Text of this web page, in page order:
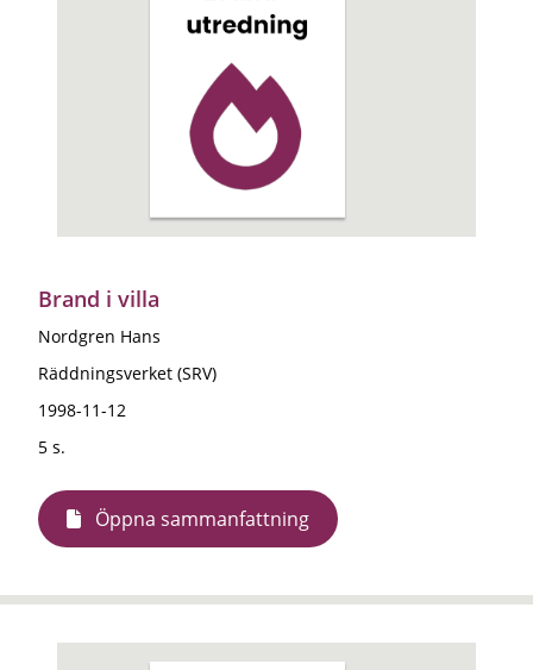
Brand i villa
Nordgren Hans
Räddningsverket (SRV)
1998-11-12
5 s.
Öppna sammanfattning